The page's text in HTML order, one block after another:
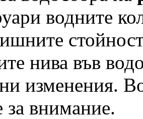
водните
нива във
изменения.
за внимание.